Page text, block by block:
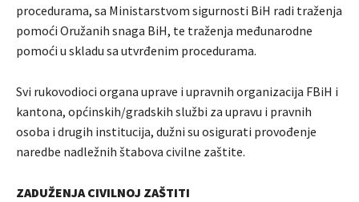
procedurama, sa Ministarstvom sigurnosti BiH radi traženja
pomoći Oružanih snaga BiH, te traženja međunarodne
pomoći u skladu sa utvrđenim procedurama.
Svi rukovodioci organa uprave i upravnih organizacija FBiH i
kantona, općinskih/gradskih službi za upravu i pravnih
osoba i drugih institucija, dužni su osigurati provođenje
naredbe nadležnih štabova civilne zaštite.
ZADUŽENJA CIVILNOJ ZAŠTITI